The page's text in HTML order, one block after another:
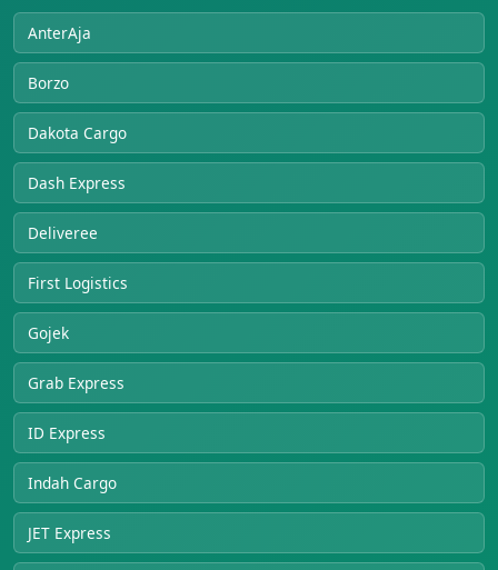
AnterAja
Borzo
Dakota Cargo
Dash Express
Deliveree
First Logistics
Gojek
Grab Express
ID Express
Indah Cargo
JET Express